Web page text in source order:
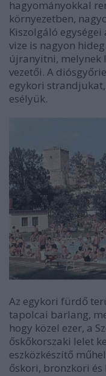
hagyományokkal
környezetben,
Kiszolgáló
vize is nagyon
újranyitni, melynek
vezetői. A
egykori
esélyük.
Az egykori fürdő
tapolcai barlang,
hogy közel ezer, a
őskőkorszaki lelet
eszközkészítő
őskori, bronzkori